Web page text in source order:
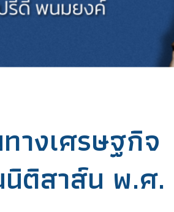
างเศรษฐกิจ
นิติสาส์น พ.ศ.